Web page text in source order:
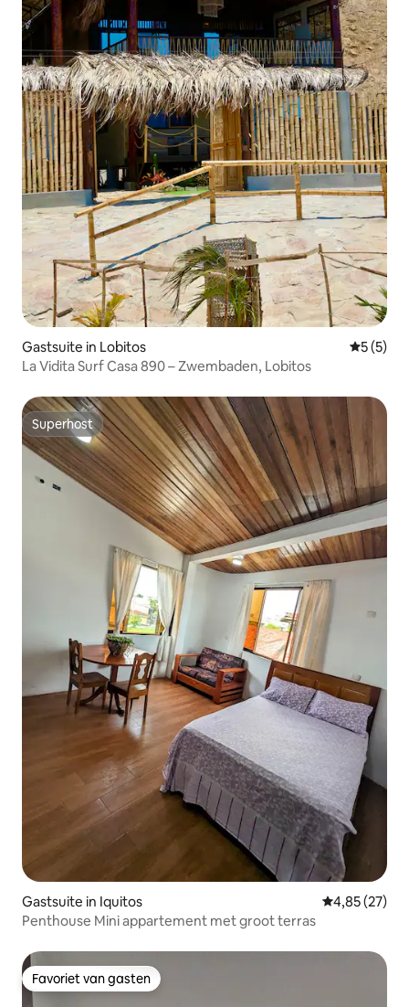
Gastsuite in Lobitos
5 (5)
La Vidita Surf Casa 890 – Zwembaden, Lobitos
Superhost
Superhost
Gastsuite in Iquitos Gemiddelde
4,85 (27)
Penthouse Mini appartement met groot terras
Favoriet van gasten
Favoriet van gasten